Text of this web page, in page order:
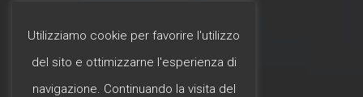
Utilizziamo cookie per favorire l'utilizzo
del sito e ottimizzarne l'esperienza di
navigazione. Continuando la visita del